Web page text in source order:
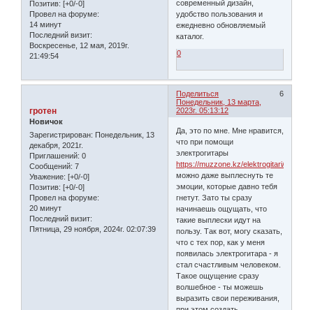
Позитив: [+0/-0]
Провел на форуме:
14 минут
Последний визит:
Воскресенье, 12 мая, 2019г.
21:49:54
современный дизайн,
удобство пользования и
ежедневно обновляемый
каталог.
0
Поделиться
6
Понедельник, 13 марта,
2023г. 05:13:12
гротен
Новичок
Зарегистрирован: Понедельник, 13
декабря, 2021г.
Приглашений: 0
Сообщений: 7
Уважение: [+0/-0]
Позитив: [+0/-0]
Провел на форуме:
20 минут
Последний визит:
Пятница, 29 ноября, 2024г. 02:07:39
Да, это по мне. Мне нравится,
что при помощи
электрогитары
https://muzzone.kz/elektrogitari/
можно даже выплеснуть те
эмоции, которые давно тебя
гнетут. Зато ты сразу
начинаешь ощущать, что
такие выплески идут на
пользу. Так вот, могу сказать,
что с тех пор, как у меня
появилась электрогитара - я
стал счастливым человеком.
Такое ощущение сразу
волшебное - ты можешь
выразить свои переживания,